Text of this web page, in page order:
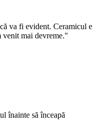
va fi evident. Ceramicul e
mai devreme."
înainte să înceapă